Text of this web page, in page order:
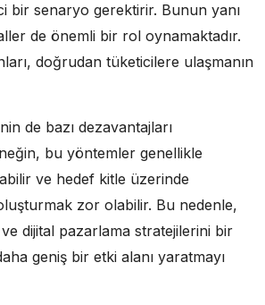
bir senaryo gerektirir. Bunun yanı
de önemli bir rol oynamaktadır.
doğrudan tüketicilere ulaşmanın
de bazı dezavantajları
bu yöntemler genellikle
ve hedef kitle üzerinde
zor olabilir. Bu nedenle,
dijital pazarlama stratejilerini bir
geniş bir etki alanı yaratmayı